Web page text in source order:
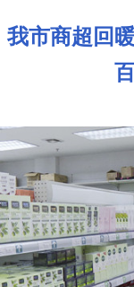
我市商超回